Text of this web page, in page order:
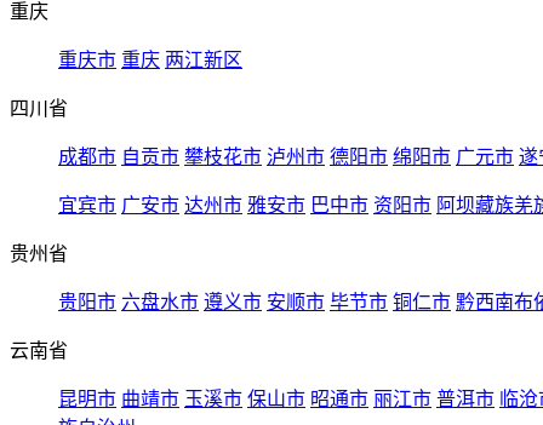
重庆
重庆市 重庆 两江新区
四川省
成都市 自贡市 攀枝花市 泸州市 德阳市 绵阳市 广元市 遂
宜宾市 广安市 达州市 雅安市 巴中市 资阳市 阿坝藏族羌
贵州省
贵阳市 六盘水市 遵义市 安顺市 毕节市 铜仁市 黔西南布
云南省
昆明市 曲靖市 玉溪市 保山市 昭通市 丽江市 普洱市 临